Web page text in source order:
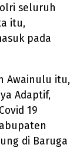
seluruh
itu,
pada
Awainulu itu,
Adaptif,
19
di Baruga